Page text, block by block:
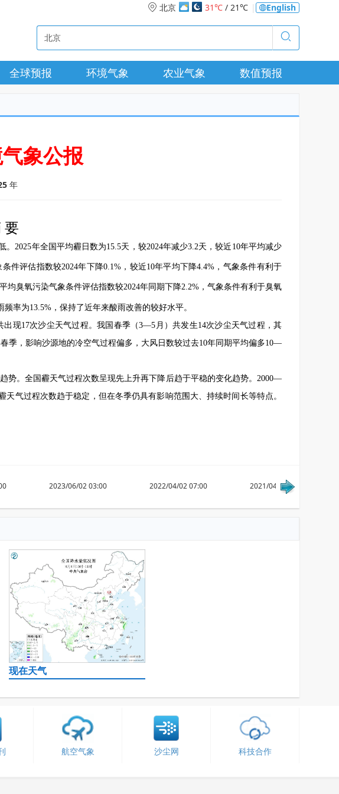
北京 31℃ / 21℃ English
全球预报 环境气象 农业气象 数值预报
象公报
年
要
。2025年全国平均霾日数为15.5天，较2024年减少3.2天，较近10年平均减少
条件评估指数较2024年下降0.1%，较近10年平均下降4.4%，气象条件有利于
臭氧污染气象条件评估指数较2024年同期下降2.2%，气象条件有利于臭氧
率为13.5%，保持了近年来酸雨改善的较好水平。
现17次沙尘天气过程。我国春季（3—5月）共发生14次沙尘天气过程，其
季，影响沙源地的冷空气过程偏多，大风日数较过去10年同期平均偏多10—
势。全国霾天气过程次数呈现先上升再下降后趋于平稳的变化趋势。2000—
天气过程次数趋于稳定，但在冬季仍具有影响范围大、持续时间长等特点。
2023/06/02 03:00 2022/04/02 07:00 2021/04/02 06:00
现在天气
航空气象 沙尘网 科技合作